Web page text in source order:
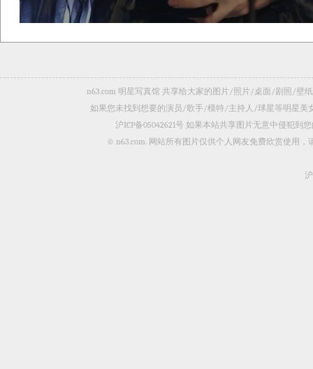
n63.com 明星写真馆 共享给大家的图片/照片/桌面/剧照/壁
如果您未找到想要的演员/歌手/模特/主持人/球星等明星美
沪ICP备05042621号 如果本站共享图片无意中侵犯到
© n63.com. 网站所有图片仅供个人网友免费欣赏使用